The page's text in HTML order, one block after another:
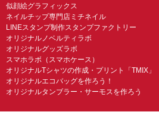
似顔絵グラフィックス
ネイルチップ専門店ミチネイル
LINEスタンプ制作スタンプファクトリー
オリジナルノベルティラボ
オリジナルグッズラボ
スマホラボ（スマホケース）
オリジナルTシャツの作成・プリント「TMIX」
オリジナルエコバッグを作ろう！
オリジナルタンブラー・サーモスを作ろう